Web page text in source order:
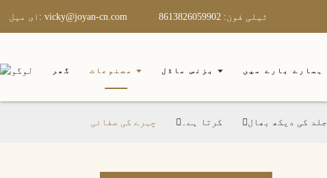
ای میل: vicky@joyan-cn.com ٹیلی فون: 8613826059902
گھر مصنوعات بزنس ماڈل ہمارے بارے میں
جلد کی دیکھ بھال کرتا ہے۔ چہرے کی صفائی